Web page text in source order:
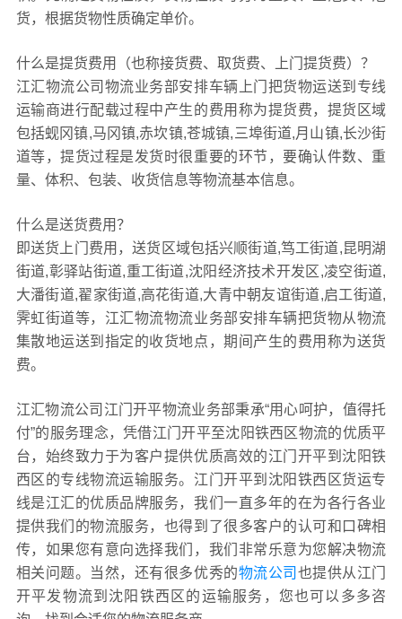
货，根据货物性质确定单价。
什么是提货费用（也称接货费、取货费、上门提货费）？
江汇物流公司物流业务部安排车辆上门把货物运送到专线
运输商进行配载过程中产生的费用称为提货费，提货区域
包括蚬冈镇,马冈镇,赤坎镇,苍城镇,三埠街道,月山镇,长沙街
道等，提货过程是发货时很重要的环节，要确认件数、重
量、体积、包装、收货信息等物流基本信息。
什么是送货费用？
即送货上门费用，送货区域包括兴顺街道,笃工街道,昆明湖
街道,彰驿站街道,重工街道,沈阳经济技术开发区,凌空街道,
大潘街道,翟家街道,高花街道,大青中朝友谊街道,启工街道,
霁虹街道等，江汇物流物流业务部安排车辆把货物从物流
集散地运送到指定的收货地点，期间产生的费用称为送货
费。
江汇物流公司江门开平物流业务部秉承“用心呵护，值得托
付”的服务理念，凭借江门开平至沈阳铁西区物流的优质平
台，始终致力于为客户提供优质高效的江门开平到沈阳铁
西区的专线物流运输服务。江门开平到沈阳铁西区货运专
线是江汇的优质品牌服务，我们一直多年的在为各行各业
提供我们的物流服务，也得到了很多客户的认可和口碑相
传，如果您有意向选择我们，我们非常乐意为您解决物流
相关问题。当然，还有很多优秀的物流公司 也提供从江门
开平发物流到沈阳铁西区的运输服务，您也可以多多咨